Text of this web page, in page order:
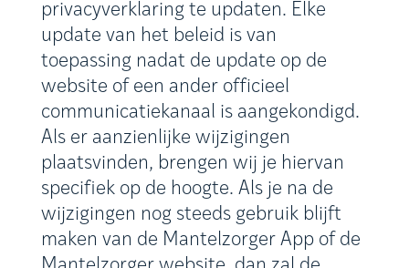
privacyverklaring te updaten. Elke
update van het beleid is van
toepassing nadat de update op de
website of een ander officieel
communicatiekanaal is aangekondigd.
Als er aanzienlijke wijzigingen
plaatsvinden, brengen wij je hiervan
specifiek op de hoogte. Als je na de
wijzigingen nog steeds gebruik blijft
maken van de Mantelzorger App of de